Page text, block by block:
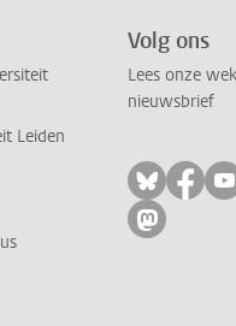
Leiden
Volg ons
Lees onze
nieuwsbrief
Volg ons
Volg
Volg ons